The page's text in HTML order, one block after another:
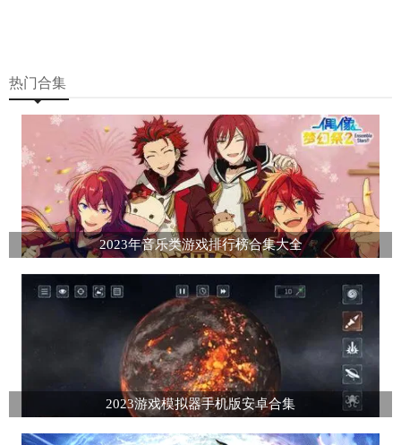
热门合集
2023年音乐类游戏排行榜合集大全
2023游戏模拟器手机版安卓合集